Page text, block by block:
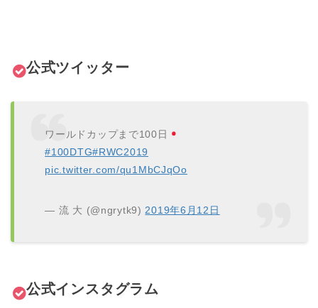
公式ツイッター
ワールドカップまで100日
#100DTG#RWC2019
pic.twitter.com/qu1MbCJqOo
— 流 大 (@ngrytk9) 2019年6月12日
公式インスタグラム